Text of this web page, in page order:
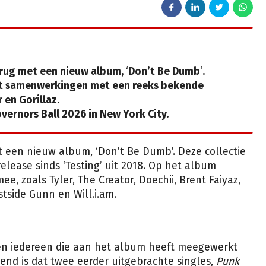
met een nieuw album, ‘Don’t Be Dumb‘.
samenwerkingen met een reeks bekende
en Gorillaz.
Ball 2026 in New York City.
nieuw album, ‘Don’t Be Dumb’. Deze collectie
sinds ‘Testing’ uit 2018. Op het album
zoals Tyler, The Creator, Doechii, Brent Faiyaz,
Gunn en Will.i.am.
iedereen die aan het album heeft meegewerkt
is dat twee eerder uitgebrachte singles, Punk